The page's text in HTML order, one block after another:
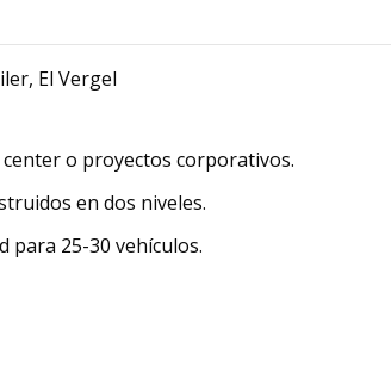
El Vergel
o proyectos corporativos.
en dos niveles.
para 25-30 vehículos.